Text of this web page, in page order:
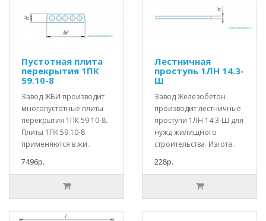
Пустотная плита
перекрытия 1ПК
59.10-8
Завод ЖБИ производит
многопустотные плиты
перекрытия 1ПК 59.10-8.
Плиты 1ПК 59.10-8
применяются в жи..
7496р.
Лестничная
проступь 1ЛН 14.3-
Ш
Завод Железобетон
производит лестничные
проступи 1ЛН 14.3-Ш для
нужд жилищного
строительства. Изгота..
228р.